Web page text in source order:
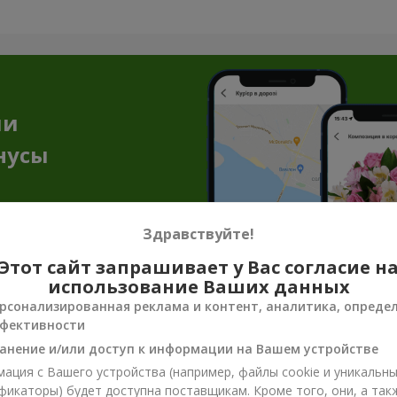
продукция к цветочным
чтобы передать всё настроение, заботу или
и делают подарок завершённым. Сувенирная
Здравствуйте!
Этот сайт запрашивает у Вас согласие на
использование Ваших данных
реклама и контент, аналитика,
и/или доступ к информации на Вашем устройстве
с Вашего устройства (например, файлы cookie и
будет доступна поставщикам. Кроме того, они, а